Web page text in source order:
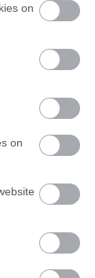
on
on
Gradiva -
York - Roma)
Az iskolai
folyóirat.
A világ
Számos
tanszékek
publikációiról,
Régi és ritka
érdekes és könnyen
Irodalmi és egyéb
A rangos olasz